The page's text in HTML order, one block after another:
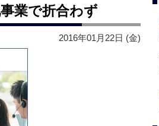
業で折合わず
2016年01月22日 (金)